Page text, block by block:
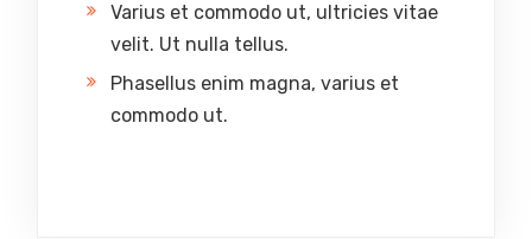
Varius et commodo ut, ultricies vitae
velit. Ut nulla tellus.
Phasellus enim magna, varius et
commodo ut.